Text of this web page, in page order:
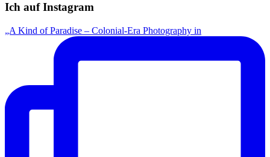
Ich auf Instagram
„A Kind of Paradise – Colonial-Era Photography in